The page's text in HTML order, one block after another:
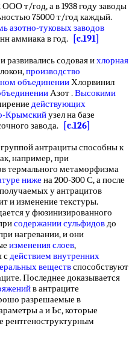
ООО т/год, а в 1938 году заводы
75000 т/год каждый.
азотно-туковых заводов
аммиака в год.
[c.191]
содовая ихлорная
производство
объединенииХлорвинил
Азот .Высокими
действующих
Крымскийузел на базе
завода.
[c.126]
антрациты способны к
например, при
термального метаморфизма
ниже на 200-300 С, а после
у антрацитов
и изменение текстуры.
у фюзинизированного
содержании сульфидовдо
нагревании, и они
изменения слоев,
сдействием внутренних
веществспособствуют
Последнее доказывается
в антраците
разрешаемые в
а и Ьс, которые
рентгеноструктурным